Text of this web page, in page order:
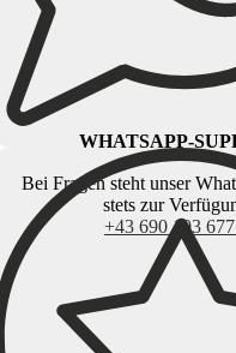
WHATSAPP-
Bei Fragen steht unser
stets zur
+43 690 103